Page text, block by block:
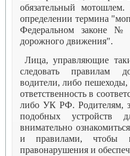
обязательный
определении термина
Федеральном законе
дорожного движения".
Лица, управляющие
следовать правилам
водители, либо
ответственность в
либо УК РФ. Родителям,
подобных устройств
внимательно
и правилами, чтобы
правонарушения и